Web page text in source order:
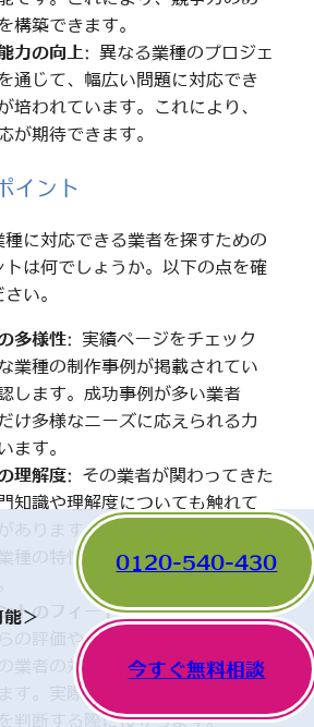
構築できます。
力の向上: 異なる業種のプロジェ
通じて、幅広い問題に対応でき
培われています。これにより、
が期待できます。
イント
種に対応できる業者を探すための
は何でしょうか。以下の点を確
い。
多様性: 実績ページをチェック
業種の制作事例が掲載されてい
します。成功事例が多い業者
け多様なニーズに応えられる力
ます。
理解度: その業者が関わってきた
知識や理解度についても触れて
あります。一見、異なった分野
種の特性を理解していることが
トのフィードバック: 他のクライ
の評価やレビューを確認するこ
業者の対応や成果に関する情報
す。実際の利用者の声は、業者
判断する際に役立ちます。
＞
0120-540-430
今すぐ無料相談